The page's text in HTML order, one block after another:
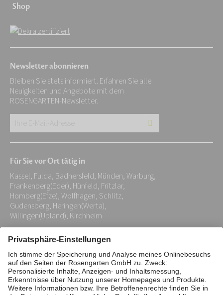
Shop
Newsletter abonnieren
Bleiben Sie stets informiert. Erfahren Sie alle
Neuigkeiten und Angebote mit dem
ROSENGARTEN-Newsletter.
E-
Adresse:
*
Für Sie vor Ort tätig in
Kassel, Fulda, Badhersfeld, Münden, Warburg,
Frankenberg(Eder), Hünfeld, Fritzlar,
Homberg(Efze), Wolfhagen, Schlitz,
Gudensberg, Heringen(Werta),
Willingen(Upland), Kirchheim
Impressum Datenschutz
Stiftung
Interne Meldestelle
Zahlungsmittel
Barrierefreiheitserklärung
Vertrag widerrufen